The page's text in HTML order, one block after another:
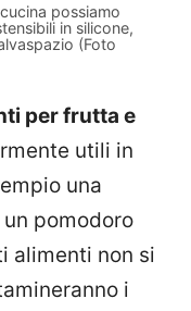
possiamo
in silicone,
(Foto
per frutta e
utili in
una
pomodoro
alimenti non si
i